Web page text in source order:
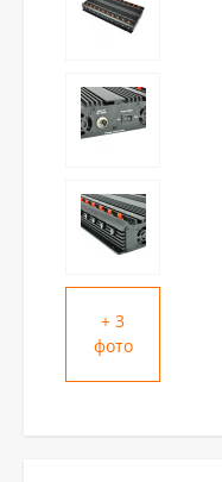
+ 3
фото